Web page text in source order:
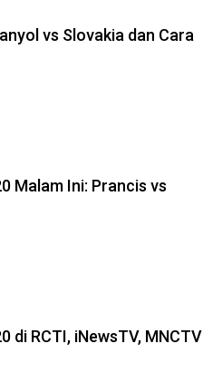
vs Slovakia dan Cara
Malam Ini: Prancis vs
di RCTI, iNewsTV, MNCTV